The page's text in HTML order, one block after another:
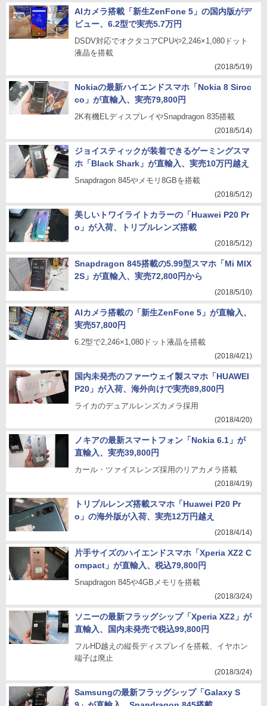
AIカメラ搭載「新生ZenFone 5」の国内版がデ
ビュー、6.2型で実売5.7万円
DSDV対応でオクタコアCPUや2,246×1,080ドット
液晶を搭載
(2018/5/19)
Nokiaの最新ハイエンドスマホ「Nokia 8 Siroc
co」が直輸入、実売79,800円
2K有機ELディスプレイやSnapdragon 835搭載
(2018/5/14)
ジョイスティックが装着できるゲーミングスマ
ホ「Black Shark」が直輸入、実売10万円越え
Snapdragon 845やメモリ8GBを搭載
(2018/5/12)
美しいトワイライトカラーの「Huawei P20 Pr
o」が入荷、トリプルレンズ搭載
(2018/5/12)
Snapdragon 845搭載の5.99型スマホ「Mi MIX
2S」が直輸入、実売72,800円から
(2018/5/10)
AIカメラ搭載の「新生ZenFone 5」が直輸入、
実売57,800円
6.2型で2,246×1,080ドット液晶を搭載
(2018/4/21)
国内未発売のファーウェイ製スマホ「HUAWEI
P20」が入荷、海外向けで実売89,800円
ライカのデュアルレンズカメラ採用
(2018/4/20)
ノキアの最新スマートフォン「Nokia 6.1」が
直輸入、実売39,800円
カール・ツァイスレンズ採用のリアカメラ搭載
(2018/4/19)
トリプルレンズ搭載スマホ「Huawei P20 Pr
o」の海外版が入荷、実売12万円越え
(2018/4/14)
片手サイズのハイエンドスマホ「Xperia XZ2 C
ompact」が直輸入、税込79,800円
Snapdragon 845や4GBメモリを搭載
(2018/3/24)
ソニーの最新フラッグシップ「Xperia XZ2」が
直輸入、国内未発売で税込99,800円
フルHD越えの縦長ディスプレイを搭載、イヤホン
端子は廃止
(2018/3/24)
Samsungの最新フラッグシップ「Galaxy S